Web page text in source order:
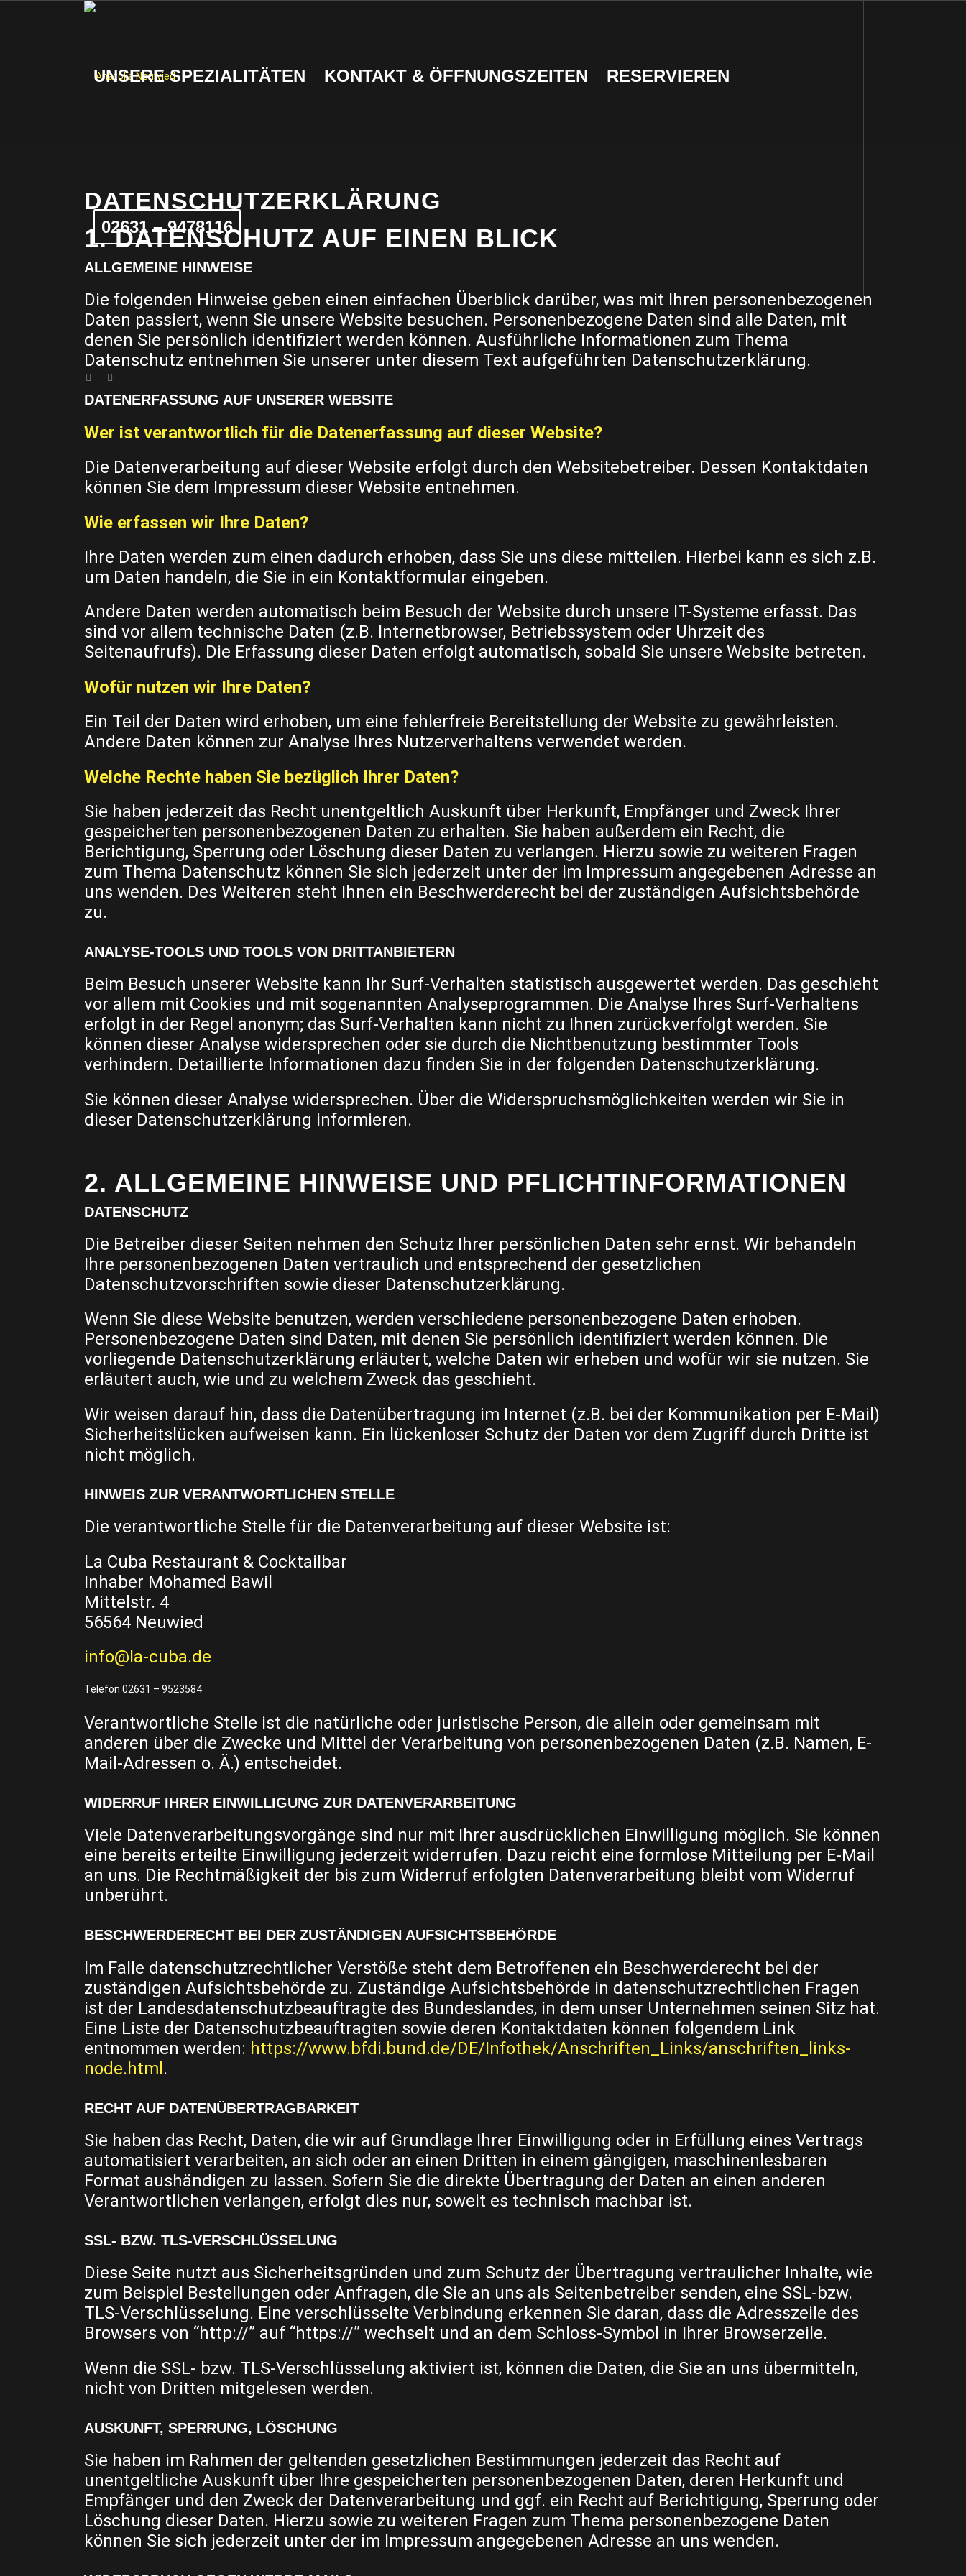
UNSERE SPEZIALITÄTEN KONTAKT & ÖFFNUNGSZEITEN RESERVIEREN
02631 – 9478116
DATENSCHUTZERKLÄRUNG
1. DATENSCHUTZ AUF EINEN BLICK
ALLGEMEINE HINWEISE
Die folgenden Hinweise geben einen einfachen Überblick darüber, was mit Ihren personenbezogenen
Daten passiert, wenn Sie unsere Website besuchen. Personenbezogene Daten sind alle Daten, mit
denen Sie persönlich identifiziert werden können. Ausführliche Informationen zum Thema
Datenschutz entnehmen Sie unserer unter diesem Text aufgeführten Datenschutzerklärung.
DATENERFASSUNG AUF UNSERER WEBSITE
Wer ist verantwortlich für die Datenerfassung auf dieser Website?
Die Datenverarbeitung auf dieser Website erfolgt durch den Websitebetreiber. Dessen Kontaktdaten
können Sie dem Impressum dieser Website entnehmen.
Wie erfassen wir Ihre Daten?
Ihre Daten werden zum einen dadurch erhoben, dass Sie uns diese mitteilen. Hierbei kann es sich z.B.
um Daten handeln, die Sie in ein Kontaktformular eingeben.
Andere Daten werden automatisch beim Besuch der Website durch unsere IT-Systeme erfasst. Das
sind vor allem technische Daten (z.B. Internetbrowser, Betriebssystem oder Uhrzeit des
Seitenaufrufs). Die Erfassung dieser Daten erfolgt automatisch, sobald Sie unsere Website betreten.
Wofür nutzen wir Ihre Daten?
Ein Teil der Daten wird erhoben, um eine fehlerfreie Bereitstellung der Website zu gewährleisten.
Andere Daten können zur Analyse Ihres Nutzerverhaltens verwendet werden.
Welche Rechte haben Sie bezüglich Ihrer Daten?
Sie haben jederzeit das Recht unentgeltlich Auskunft über Herkunft, Empfänger und Zweck Ihrer
gespeicherten personenbezogenen Daten zu erhalten. Sie haben außerdem ein Recht, die
Berichtigung, Sperrung oder Löschung dieser Daten zu verlangen. Hierzu sowie zu weiteren Fragen
zum Thema Datenschutz können Sie sich jederzeit unter der im Impressum angegebenen Adresse an
uns wenden. Des Weiteren steht Ihnen ein Beschwerderecht bei der zuständigen Aufsichtsbehörde
zu.
ANALYSE-TOOLS UND TOOLS VON DRITTANBIETERN
Beim Besuch unserer Website kann Ihr Surf-Verhalten statistisch ausgewertet werden. Das geschieht
vor allem mit Cookies und mit sogenannten Analyseprogrammen. Die Analyse Ihres Surf-Verhaltens
erfolgt in der Regel anonym; das Surf-Verhalten kann nicht zu Ihnen zurückverfolgt werden. Sie
können dieser Analyse widersprechen oder sie durch die Nichtbenutzung bestimmter Tools
verhindern. Detaillierte Informationen dazu finden Sie in der folgenden Datenschutzerklärung.
Sie können dieser Analyse widersprechen. Über die Widerspruchsmöglichkeiten werden wir Sie in
dieser Datenschutzerklärung informieren.
2. ALLGEMEINE HINWEISE UND PFLICHTINFORMATIONEN
DATENSCHUTZ
Die Betreiber dieser Seiten nehmen den Schutz Ihrer persönlichen Daten sehr ernst. Wir behandeln
Ihre personenbezogenen Daten vertraulich und entsprechend der gesetzlichen
Datenschutzvorschriften sowie dieser Datenschutzerklärung.
Wenn Sie diese Website benutzen, werden verschiedene personenbezogene Daten erhoben.
Personenbezogene Daten sind Daten, mit denen Sie persönlich identifiziert werden können. Die
vorliegende Datenschutzerklärung erläutert, welche Daten wir erheben und wofür wir sie nutzen. Sie
erläutert auch, wie und zu welchem Zweck das geschieht.
Wir weisen darauf hin, dass die Datenübertragung im Internet (z.B. bei der Kommunikation per E-Mail)
Sicherheitslücken aufweisen kann. Ein lückenloser Schutz der Daten vor dem Zugriff durch Dritte ist
nicht möglich.
HINWEIS ZUR VERANTWORTLICHEN STELLE
Die verantwortliche Stelle für die Datenverarbeitung auf dieser Website ist:
La Cuba Restaurant & Cocktailbar
Inhaber Mohamed Bawil
Mittelstr. 4
56564 Neuwied
info@la-cuba.de
Telefon 02631 – 9523584
Verantwortliche Stelle ist die natürliche oder juristische Person, die allein oder gemeinsam mit
anderen über die Zwecke und Mittel der Verarbeitung von personenbezogenen Daten (z.B. Namen, E-
Mail-Adressen o. Ä.) entscheidet.
WIDERRUF IHRER EINWILLIGUNG ZUR DATENVERARBEITUNG
Viele Datenverarbeitungsvorgänge sind nur mit Ihrer ausdrücklichen Einwilligung möglich. Sie können
eine bereits erteilte Einwilligung jederzeit widerrufen. Dazu reicht eine formlose Mitteilung per E-Mail
an uns. Die Rechtmäßigkeit der bis zum Widerruf erfolgten Datenverarbeitung bleibt vom Widerruf
unberührt.
BESCHWERDERECHT BEI DER ZUSTÄNDIGEN AUFSICHTSBEHÖRDE
Im Falle datenschutzrechtlicher Verstöße steht dem Betroffenen ein Beschwerderecht bei der
zuständigen Aufsichtsbehörde zu. Zuständige Aufsichtsbehörde in datenschutzrechtlichen Fragen
ist der Landesdatenschutzbeauftragte des Bundeslandes, in dem unser Unternehmen seinen Sitz hat.
Eine Liste der Datenschutzbeauftragten sowie deren Kontaktdaten können folgendem Link
entnommen werden: https://www.bfdi.bund.de/DE/Infothek/Anschriften_Links/anschriften_links-
node.html.
RECHT AUF DATENÜBERTRAGBARKEIT
Sie haben das Recht, Daten, die wir auf Grundlage Ihrer Einwilligung oder in Erfüllung eines Vertrags
automatisiert verarbeiten, an sich oder an einen Dritten in einem gängigen, maschinenlesbaren
Format aushändigen zu lassen. Sofern Sie die direkte Übertragung der Daten an einen anderen
Verantwortlichen verlangen, erfolgt dies nur, soweit es technisch machbar ist.
SSL- BZW. TLS-VERSCHLÜSSELUNG
Diese Seite nutzt aus Sicherheitsgründen und zum Schutz der Übertragung vertraulicher Inhalte, wie
zum Beispiel Bestellungen oder Anfragen, die Sie an uns als Seitenbetreiber senden, eine SSL-bzw.
TLS-Verschlüsselung. Eine verschlüsselte Verbindung erkennen Sie daran, dass die Adresszeile des
Browsers von “http://” auf “https://” wechselt und an dem Schloss-Symbol in Ihrer Browserzeile.
Wenn die SSL- bzw. TLS-Verschlüsselung aktiviert ist, können die Daten, die Sie an uns übermitteln,
nicht von Dritten mitgelesen werden.
AUSKUNFT, SPERRUNG, LÖSCHUNG
Sie haben im Rahmen der geltenden gesetzlichen Bestimmungen jederzeit das Recht auf
unentgeltliche Auskunft über Ihre gespeicherten personenbezogenen Daten, deren Herkunft und
Empfänger und den Zweck der Datenverarbeitung und ggf. ein Recht auf Berichtigung, Sperrung oder
Löschung dieser Daten. Hierzu sowie zu weiteren Fragen zum Thema personenbezogene Daten
können Sie sich jederzeit unter der im Impressum angegebenen Adresse an uns wenden.